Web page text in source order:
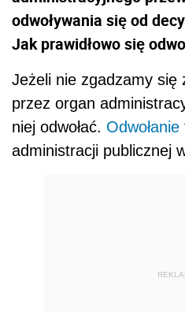
odwoływania się od
Jak prawidłowo się
Jeżeli nie zgadzamy się
przez organ
niej odwołać. Odwołanie
administracji publicznej